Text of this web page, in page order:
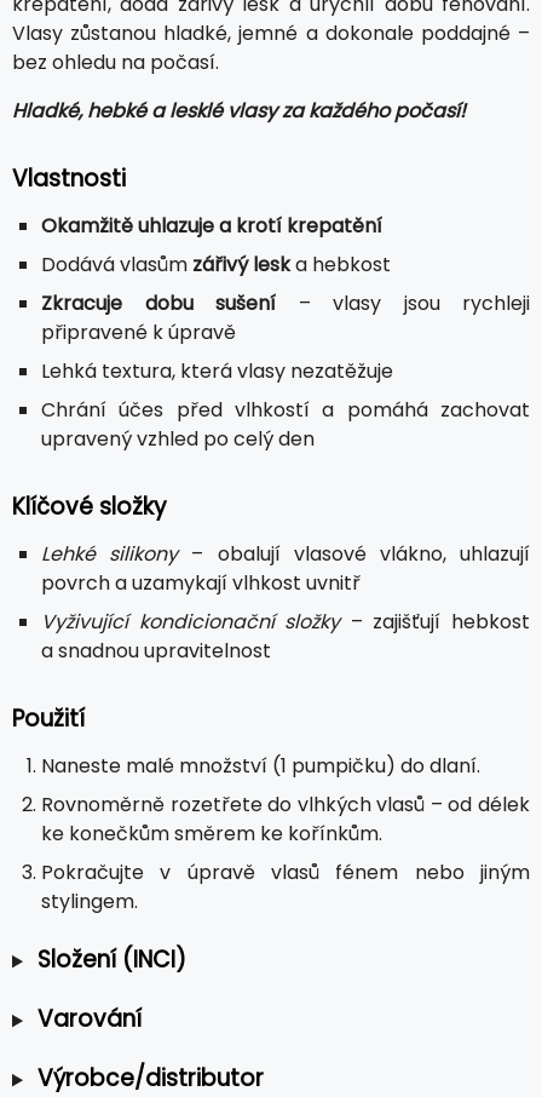
Vlasy zůstanou hladké, jemné a dokonale poddajné –
bez ohledu na počasí.
Hladké, hebké a lesklé vlasy za každého počasí!
Vlastnosti
Okamžitě uhlazuje a krotí krepatění
Dodává vlasům zářivý leska hebkost
Zkracuje dobu sušení – vlasy jsou rychleji
připravené k úpravě
Lehká textura, která vlasy nezatěžuje
Chrání účes před vlhkostí a pomáhá zachovat
upravený vzhled po celý den
Klíčové složky
Lehké silikony– obalují vlasové vlákno, uhlazují
povrch a uzamykají vlhkost uvnitř
Vyživující kondicionační složky– zajišťují hebkost
a snadnou upravitelnost
Použití
Naneste malé množství (1 pumpičku) do dlaní.
Rovnoměrně rozetřete do vlhkých vlasů – od délek
ke konečkům směrem ke kořínkům.
Pokračujte v úpravě vlasů fénem nebo jiným
stylingem.
Složení (INCI)
Varování
Výrobce/distributor